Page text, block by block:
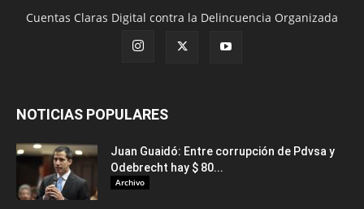
Cuentas Claras Digital contra la Delincuencia Organizada
NOTICIAS POPULARES
Juan Guaidó: Entre corrupción de Pdvsa y
Odebrecht hay $ 80...
Archivo